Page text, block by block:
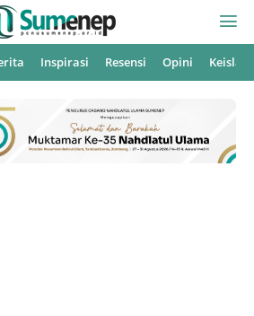
Inspirasi Resensi Opini